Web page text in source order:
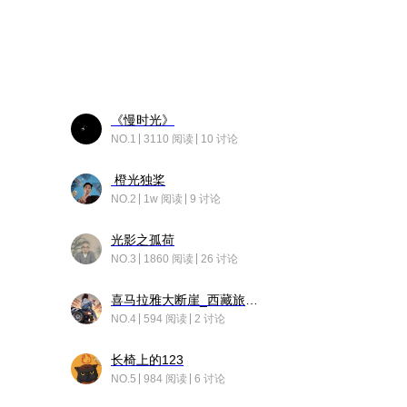
《慢时光》
NO.1 3110 阅读 10 讨论
橙光独桨
NO.2 1w 阅读 9 讨论
光影之孤荷
NO.3 1860 阅读 26 讨论
NO.4 594 阅读 2 讨论
长椅上的123
NO.5 984 阅读 6 讨论